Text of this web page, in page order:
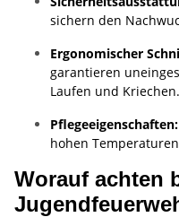
sichern den
Ergonomischer
garantieren
Laufen und Kriechen.
Pflegeeigenschaften:
hohen
Worauf achten